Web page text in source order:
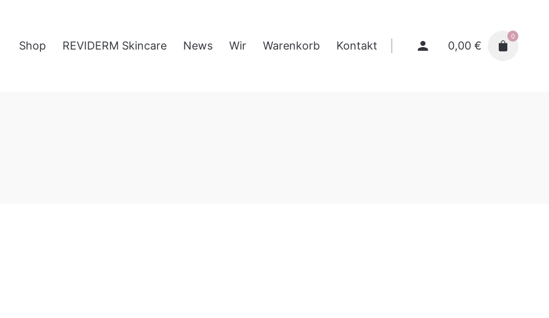
Shop REVIDERM Skincare News Wir Warenkorb Kontakt 0,00 €
0